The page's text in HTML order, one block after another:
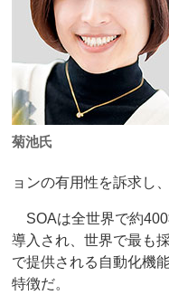
菊池氏
ョンの有用性を訴求し
SOAは全世界で約
導入され、世界で最も
で提供される自動化機
特徴だ。